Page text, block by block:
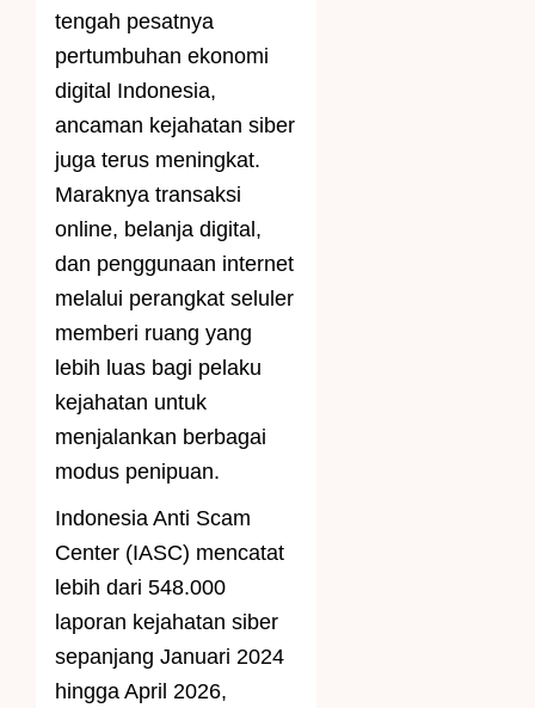
tengah pesatnya
pertumbuhan ekonomi
digital Indonesia,
ancaman kejahatan siber
juga terus meningkat.
Maraknya transaksi
online, belanja digital,
dan penggunaan internet
melalui perangkat seluler
memberi ruang yang
lebih luas bagi pelaku
kejahatan untuk
menjalankan berbagai
modus penipuan.
Indonesia Anti Scam
Center (IASC) mencatat
lebih dari 548.000
laporan kejahatan siber
sepanjang Januari 2024
hingga April 2026,